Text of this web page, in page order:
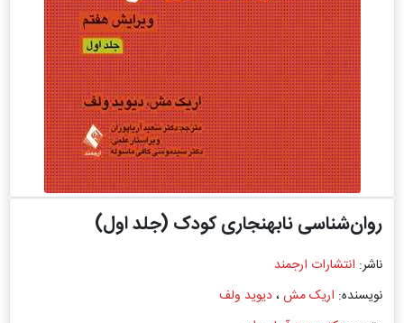
روان‌شناسی نابهنجاری کودک (جلد اول)
ناشر: انتشارات ارجمند
نویسنده: اریک مش،دیوید ولف